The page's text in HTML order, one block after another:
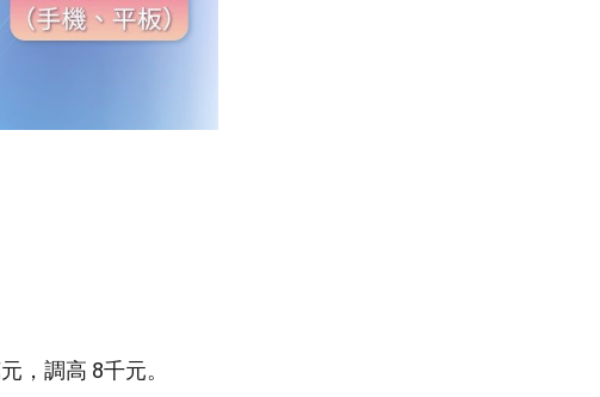
，調高 8千元。